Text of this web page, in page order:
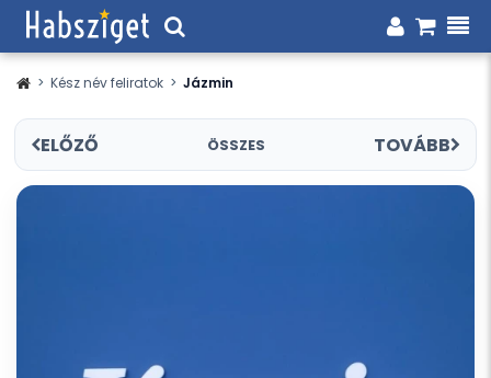
> Kész név feliratok > Jázmin
ELŐZŐ ÖSSZES TOVÁBB